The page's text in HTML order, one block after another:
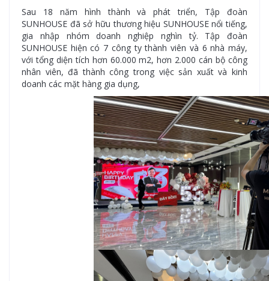
Sau 18 năm hình thành và phát triển, Tập đoàn
SUNHOUSE đã sở hữu thương hiệu SUNHOUSE nổi tiếng,
gia nhập nhóm doanh nghiệp nghìn tỷ. Tập đoàn
SUNHOUSE hiện có 7 công ty thành viên và 6 nhà máy,
với tổng diện tích hơn 60.000 m2, hơn 2.000 cán bộ công
nhân viên, đã thành công trong việc sản xuất và kinh
doanh các mặt hàng gia dụng,